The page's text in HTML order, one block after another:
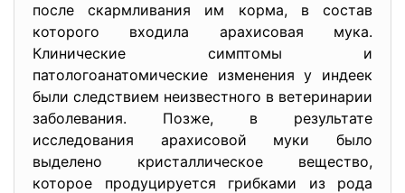
после скармливания им корма, в состав
которого входила арахисовая мука.
Клинические симптомы и
патологоанатомические изменения у индеек
были следствием неизвестного в ветеринарии
заболевания. Позже, в результате
исследования арахисовой муки было
выделено кристаллическое вещество,
которое продуцируется грибками из рода